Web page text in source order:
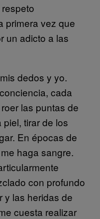
primera vez que
un adicto a las
dedos y yo.
cada
las puntas de
tirar de los
En épocas de
haga sangre.
con profundo
y las heridas de
cuesta realizar